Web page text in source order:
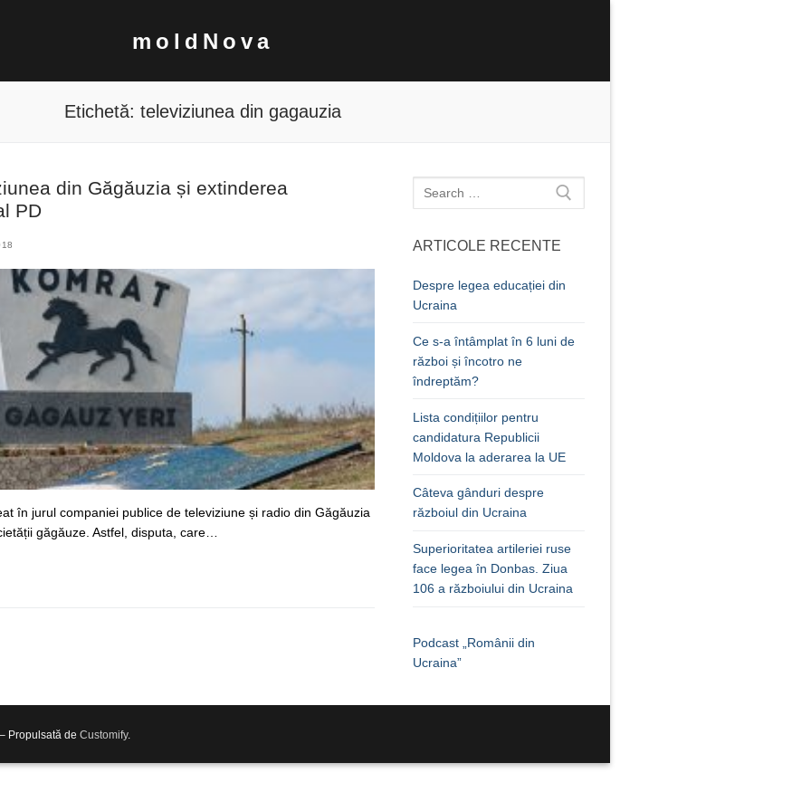
moldNova
Etichetă: televiziunea din gagauzia
din Găgăuzia și extinderea
PD
în jurul companiei publice de televiziune și radio din Găgăuzia
găgăuze. Astfel, disputa, care…
Caută
după:
ARTICOLE RECENTE
Despre legea educației din
Ucraina
Ce s-a întâmplat în 6 luni de
război și încotro ne
îndreptăm?
Lista condițiilor pentru
candidatura Republicii
Moldova la aderarea la UE
Câteva gânduri despre
războiul din Ucraina
Superioritatea artileriei ruse
face legea în Donbas. Ziua
106 a războiului din Ucraina
Podcast „Românii din
Ucraina”
Propulsată de Customify.